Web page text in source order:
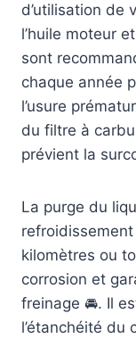
d’utilisation de
l’huile moteur
sont
chaque année
l’usure
du filtre à
prévient la
La purge du
kilomètres ou
corrosion et
freinage 🚘. Il
l’étanchéité